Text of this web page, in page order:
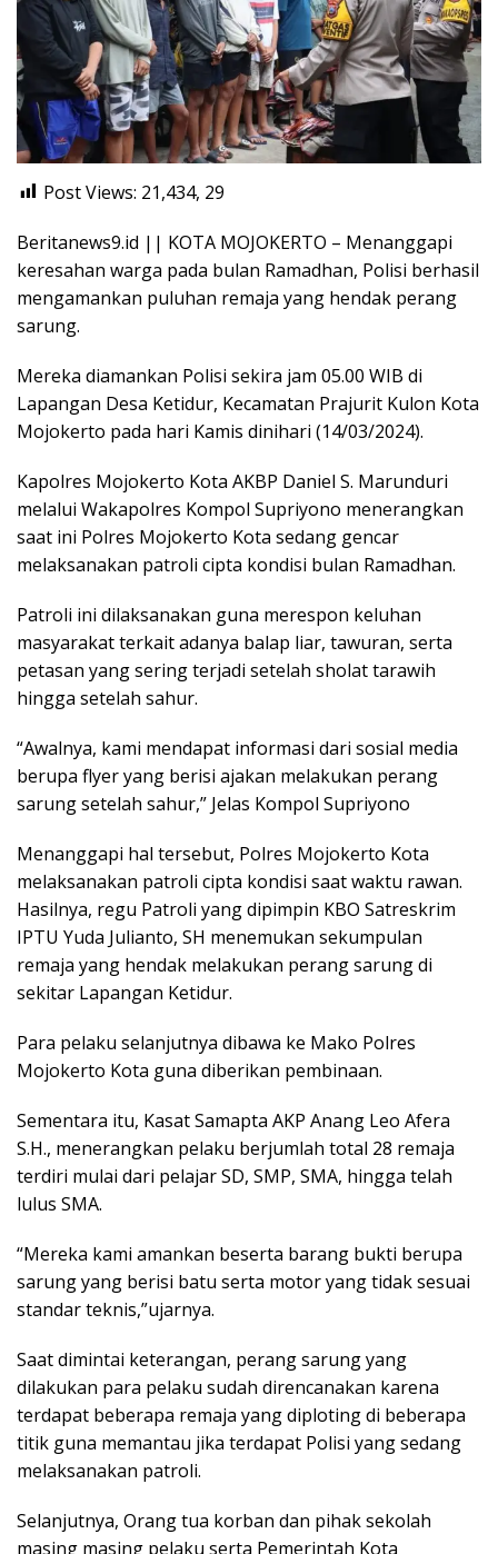
Post Views: 21,434, 29
Beritanews9.id || KOTA MOJOKERTO – Menanggapi
keresahan warga pada bulan Ramadhan, Polisi berhasil
mengamankan puluhan remaja yang hendak perang
sarung.
Mereka diamankan Polisi sekira jam 05.00 WIB di
Lapangan Desa Ketidur, Kecamatan Prajurit Kulon Kota
Mojokerto pada hari Kamis dinihari (14/03/2024).
Kapolres Mojokerto Kota AKBP Daniel S. Marunduri
melalui Wakapolres Kompol Supriyono menerangkan
saat ini Polres Mojokerto Kota sedang gencar
melaksanakan patroli cipta kondisi bulan Ramadhan.
Patroli ini dilaksanakan guna merespon keluhan
masyarakat terkait adanya balap liar, tawuran, serta
petasan yang sering terjadi setelah sholat tarawih
hingga setelah sahur.
“Awalnya, kami mendapat informasi dari sosial media
berupa flyer yang berisi ajakan melakukan perang
sarung setelah sahur,” Jelas Kompol Supriyono
Menanggapi hal tersebut, Polres Mojokerto Kota
melaksanakan patroli cipta kondisi saat waktu rawan.
Hasilnya, regu Patroli yang dipimpin KBO Satreskrim
IPTU Yuda Julianto, SH menemukan sekumpulan
remaja yang hendak melakukan perang sarung di
sekitar Lapangan Ketidur.
Para pelaku selanjutnya dibawa ke Mako Polres
Mojokerto Kota guna diberikan pembinaan.
Sementara itu, Kasat Samapta AKP Anang Leo Afera
S.H., menerangkan pelaku berjumlah total 28 remaja
terdiri mulai dari pelajar SD, SMP, SMA, hingga telah
lulus SMA.
“Mereka kami amankan beserta barang bukti berupa
sarung yang berisi batu serta motor yang tidak sesuai
standar teknis,”ujarnya.
Saat dimintai keterangan, perang sarung yang
dilakukan para pelaku sudah direncanakan karena
terdapat beberapa remaja yang diploting di beberapa
titik guna memantau jika terdapat Polisi yang sedang
melaksanakan patroli.
Selanjutnya, Orang tua korban dan pihak sekolah
masing masing pelaku serta Pemerintah Kota